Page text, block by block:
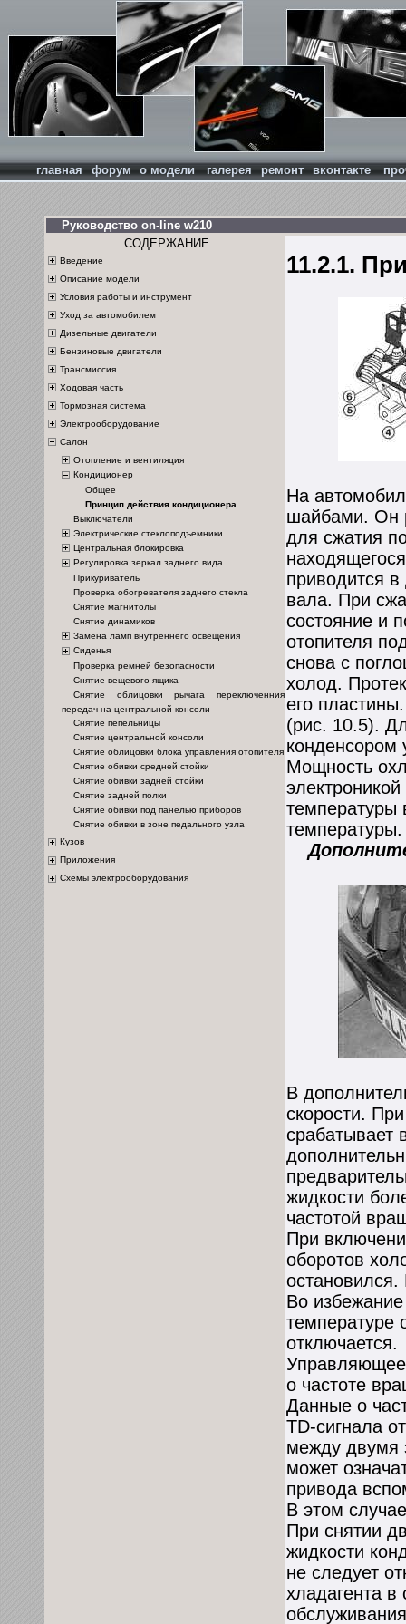
главная форум о модели галерея ремонт вконтакте
Руководство on-line w210
СОДЕРЖАНИЕ
Введение
Описание модели
Условия работы и инструмент
Уход за автомобилем
Дизельные двигатели
Бензиновые двигатели
Трансмиссия
Ходовая часть
Тормозная система
Электрооборудование
Салон
Отопление и вентиляция
Кондиционер
Общее
Принцип действия кондиционера
Выключатели
Электрические стеклоподъемники
Центральная блокировка
Регулировка зеркал заднего вида
Прикуриватель
Проверка обогревателя заднего стекла
Снятие магнитолы
Снятие динамиков
Замена ламп внутреннего освещения
Сиденья
Проверка ремней безопасности
Снятие вещевого ящика
Снятие облицовки рычага переключенния
передач на центральной консоли
Снятие пепельницы
Снятие центральной консоли
Снятие облицовки блока управления отопителя
Снятие обивки средней стойки
Снятие обивки задней стойки
Снятие задней полки
Снятие обивки под панелью приборов
Снятие обивки в зоне педального узла
Кузов
Приложения
Схемы электрооборудования
11.2.1.
На
шайбами. Он
для сжатия
приводится
вала. При
состояние и
отопителя
снова с
холод.
его
(рис. 10.5).
конденсором
Мощность
температуры
температуры.
В
скорости.
срабатывает
жидкости
частотой
При
оборотов
остановился.
Во избежание
температуре
отключается.
Управляющее
о частоте
Данные о
TD-сигнала
между двумя
может
привода
В этом
При снятии
жидкости
не следует
хладагента в